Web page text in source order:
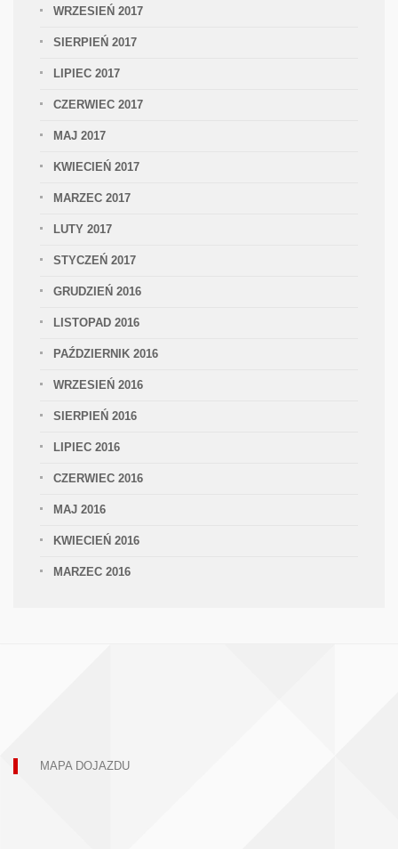
WRZESIEŃ 2017
SIERPIEŃ 2017
LIPIEC 2017
CZERWIEC 2017
MAJ 2017
KWIECIEŃ 2017
MARZEC 2017
LUTY 2017
STYCZEŃ 2017
GRUDZIEŃ 2016
LISTOPAD 2016
PAŹDZIERNIK 2016
WRZESIEŃ 2016
SIERPIEŃ 2016
LIPIEC 2016
CZERWIEC 2016
MAJ 2016
KWIECIEŃ 2016
MARZEC 2016
MAPA DOJAZDU